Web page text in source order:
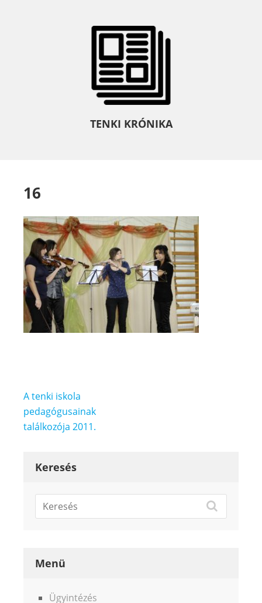
TENKI KRÓNIKA
16
Bejegyzés
navigáció
A tenki iskola
pedagógusainak
találkozója 2011.
Keresés
Menü
Ügyintézés